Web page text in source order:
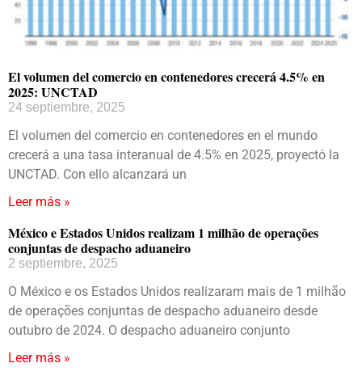
El volumen del comercio en contenedores crecerá 4.5% en
2025: UNCTAD
24 septiembre, 2025
El volumen del comercio en contenedores en el mundo
crecerá a una tasa interanual de 4.5% en 2025, proyectó la
UNCTAD. Con ello alcanzará un
Leer más »
México e Estados Unidos realizam 1 milhão de operações
conjuntas de despacho aduaneiro
2 septiembre, 2025
O México e os Estados Unidos realizaram mais de 1 milhão
de operações conjuntas de despacho aduaneiro desde
outubro de 2024. O despacho aduaneiro conjunto
Leer más »